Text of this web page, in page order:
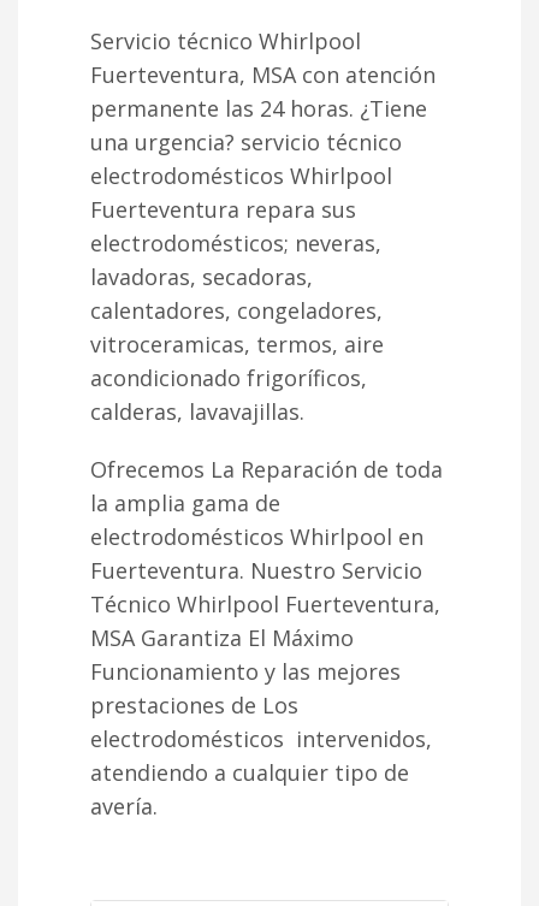
Servicio técnico Whirlpool
Fuerteventura, MSA con atención
permanente las 24 horas. ¿Tiene
una urgencia? servicio técnico
electrodomésticos Whirlpool
Fuerteventura repara sus
electrodomésticos; neveras,
lavadoras, secadoras,
calentadores, congeladores,
vitroceramicas, termos, aire
acondicionado frigoríficos,
calderas, lavavajillas.
Ofrecemos La Reparación de toda
la amplia gama de
electrodomésticos Whirlpool en
Fuerteventura. Nuestro Servicio
Técnico Whirlpool Fuerteventura,
MSA Garantiza El Máximo
Funcionamiento y las mejores
prestaciones de Los
electrodomésticos intervenidos,
atendiendo a cualquier tipo de
avería.